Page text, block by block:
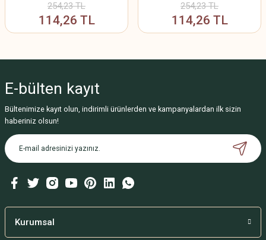
254,23 TL
114,26 TL
254,23 TL
114,26 TL
E-bülten kayıt
Bültenimize kayıt olun, indirimli ürünlerden ve kampanyalardan ilk sizin
haberiniz olsun!
Kurumsal